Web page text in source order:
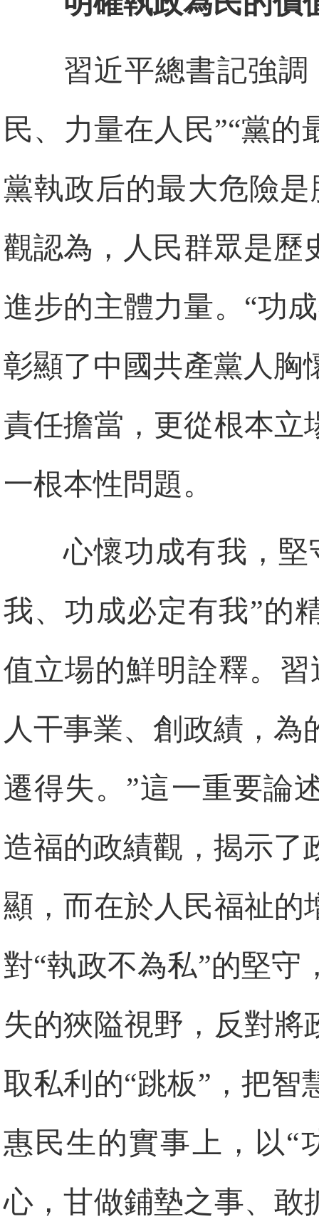
習近平總書記強
民、力量在人民”“黨
黨執政后的最大危險
觀認為，人民群眾是歷
進步的主體力量。“功
彰顯了中國共產黨人胸
責任擔當，更從根本立
一根本性問題。
心懷功成有我，
我、功成必定有我”的
值立場的鮮明詮釋。
人干事業、創政績，為
遷得失。”這一重要論
造福的政績觀，揭示了
顯，而在於人民福祉的
對“執政不為私”的堅守
失的狹隘視野，反對將
取私利的“跳板”，把智
惠民生的實事上，以“
心，甘做鋪墊之事、敢